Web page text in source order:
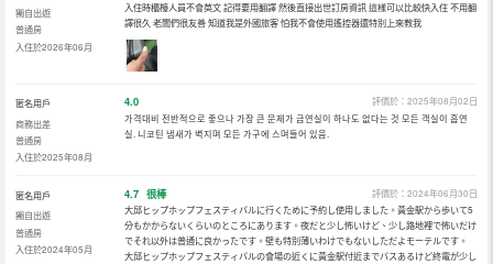
獨自出遊
普通房
入住於2026年06月
入住時櫃檯人員不會英文 記得要用翻譯 然後直接出世訂房資訊 這樣可以比較快入住 不用翻
譯很久 老闆們很友善 知道我是外國旅客 怕我不會使用遙控器還特別上來教我
匿名用戶
商務出差
普通房
入住於2025年08月
4.0
評價於：2025年08月02日
가격대비 전반적으로 좋으나 가장 큰 문제가 금연실이 하나도 없다는 것 모든 객실이 흡연
실. 니코틴 냄새가 벽지며 모든 가구에 스며들어 있음.
匿名用戶
獨自出遊
普通房
入住於2024年05月
4.7 很棒
評價於：2024年06月30日
大邱ヒップホップフェスティバルに行くために予約し使用しました。黃金駅から歩いて5
分もかからないくらいのところにあります。夜だと少し怖いけど、少し路地裡で怖いだけ
でそれ以外は普通に良かったです。壁も特別薄いわけでもないしただよモーテルです。
大邱ヒップホップフェスティバルの會場の近くに黃金駅付近までバスあるけど終電が少し